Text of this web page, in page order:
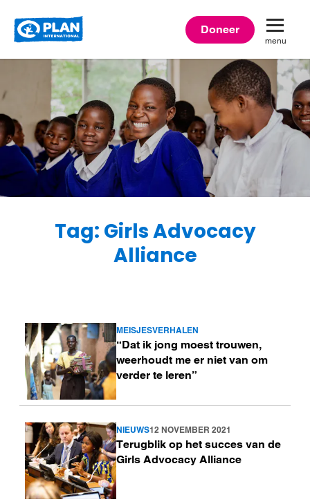
Doneer
menu
Tag: Girls Advocacy
Alliance
MEISJESVERHALEN
“Dat ik jong moest trouwen,
weerhoudt me er niet van om
verder te leren”
Lees
meer
NIEUWS12 NOVEMBER 2021
Terugblik op het succes van de
Girls Advocacy Alliance
Lees
meer